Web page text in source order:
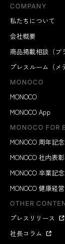
COMPANY
私たちについて
会社概要
商品掲載相談（ブ
プレスルーム（メ
MONOCO
MONOCO
MONOCO App
MONOCO FOR
MONOCO 周年記
MONOCO 社内表彰
MONOCO 卒業記
MONOCO 健康経
OTHER
プレスリリース
社長コラム